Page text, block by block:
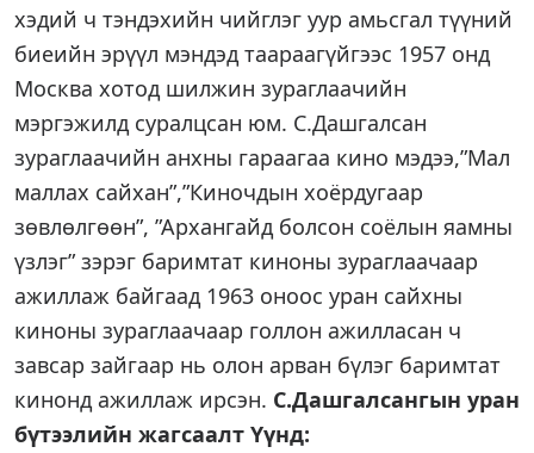
хэдий ч тэндэхийн чийглэг уур амьсгал түүний
биеийн эрүүл мэндэд таараагүйгээс 1957 онд
Москва хотод шилжин зураглаачийн
мэргэжилд суралцсан юм. С.Дашгалсан
зураглаачийн анхны гараагаа кино мэдээ,”Мал
маллах сайхан”,”Киночдын хоёрдугаар
зөвлөлгөөн”, ”Архангайд болсон соёлын яамны
үзлэг” зэрэг баримтат киноны зураглаачаар
ажиллаж байгаад 1963 оноос уран сайхны
киноны зураглаачаар голлон ажилласан ч
завсар зайгаар нь олон арван бүлэг баримтат
кинонд ажиллаж ирсэн. С.Дашгалсангын уран
бүтээлийн жагсаалт Үүнд: